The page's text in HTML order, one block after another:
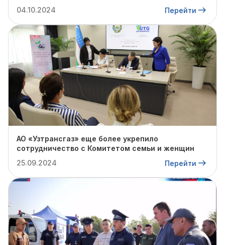
отопительному сезону.
04.10.2024 Перейти
АО «Узтрансгаз» еще более укрепило
сотрудничество с Комитетом семьи и женщин
25.09.2024
Перейти